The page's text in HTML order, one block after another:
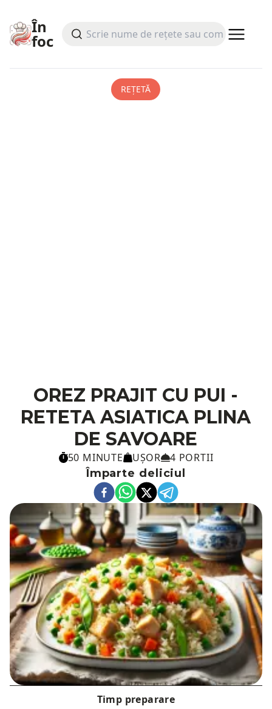
În
foc
REȚETĂ
OREZ PRAJIT CU PUI -
RETETA ASIATICA PLINA
DE SAVOARE
50 MINUTE UȘOR
4 PORTII
Împarte deliciul
Timp preparare